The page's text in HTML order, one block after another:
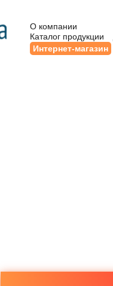
О компании
Каталог продукции
Интернет-магазин